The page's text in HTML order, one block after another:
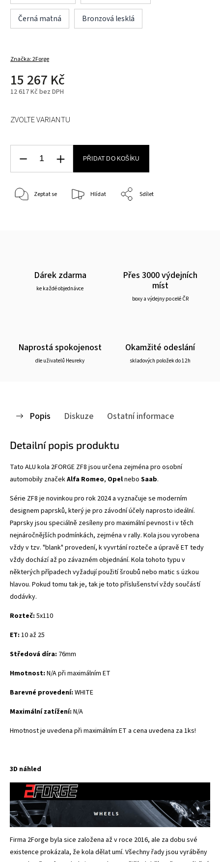
Černá matná Bronzová lesklá
Značka:2Forge
15 267 Kč
12 617 Kč bez DPH
ZVOLTE VARIANTU
PŘIDAT DO KOŠÍKU
Zeptat se Hlídat Sdílet
Dárek zdarma
ke každé objednávce
Přes 3000 výdejních
míst
boxy a výdejny po celé ČR
Naprostá spokojenost
dle uživatelů Heureky
Okamžité odeslání
skladových položek do 12h
Popis Diskuze Ostatní informace
Detailní popis produktu
Tato ALU kola 2FORGE ZF8 jsou určena zejména pro osobní
automobily značekAlfa Romeo, Opelnebo Saab.
Série ZF8 je novinkou pro rok 2024 a vyznačuje se moderním
designem paprsků, který je pro závodní účely naprosto ideální.
Paprsky jsou speciálně zesíleny pro maximální pevnost i v těch
nejnáročnějších podmínkách, zejména v rally. Kola jsou vyrobena
vždy v tzv. "blank" provedení, k vyvrtání rozteče a úpravě ET tedy
vždy dochází až po závazném objednání. Kola tohoto typu v
některých případech vyžadují použití šroubů nebo matic s úzkou
hlavou. Pokud tomu tak je, tak je toto příslušenství vždy součástí
dodávky.
Rozteč: 5x110
ET: 10 až 25
Středová díra: 76mm
Hmotnost: N/A při maximálním ET
Barevné provedení: WHITE
Maximální zatížení: N/A
Hmotnost je uvedena při maximálním ET a cena uvedena za 1ks!
3D náhled
Firma 2Forge byla sice založena až v roce 2016, ale za dobu své
existence prokázala, že kola dělat umí. Všechny řady jsou vyráběny